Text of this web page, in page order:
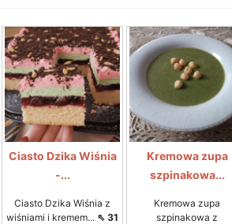
Ciasto Dzika Wiśnia
-...
Ciasto Dzika Wiśnia z
wiśniami i kremem... ⇖ 31
Kremowa zupa
szpinakowa...
Kremowa zupa
szpinakowa z